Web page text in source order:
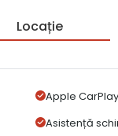
Locație
Apple CarPlay
Asistență